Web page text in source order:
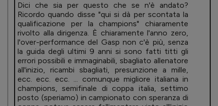
Dici che sia per questo che se n'è andato?
Ricordo quando disse "qui si dà per scontata la
qualificazione per la champions" chiaramente
rivolto alla dirigenza. È chiaramente l'anno zero,
l'over-performance del Gasp non c'è più, senza
la guida degli ultimi 9 anni si sono fatti titti gli
errori possibili e immaginabili, sbagliato allenatore
all'inizio, ricambi sbagliati, presunzione a mille,
ecc. ecc. ecc. ... comunque migliore italiana in
champions, semifinale di coppa italia, settimo
posto (speriamo) in campionato con speranza di